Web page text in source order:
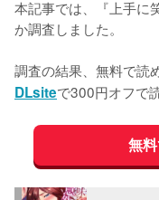
本記事では、『上手に
か調査しました。
調査の結果、無料で読
DLsiteで300円オフで
無